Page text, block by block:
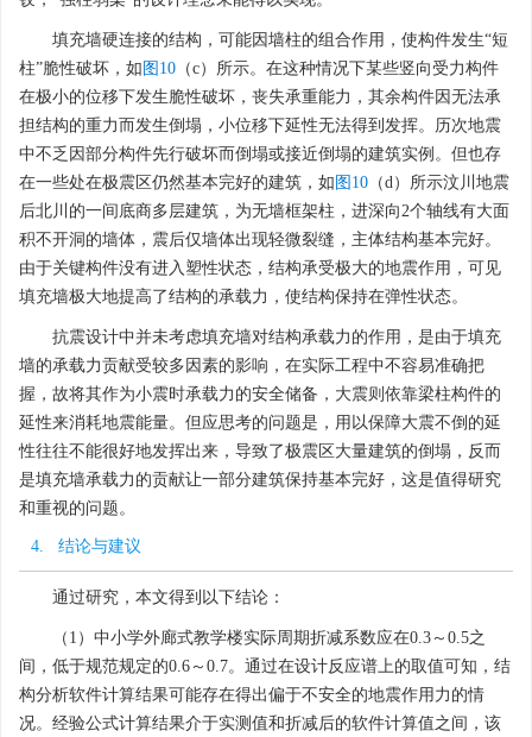
除地震作用力外，还应考虑结构承载力的问题。对抗震设计来
说，由于地震作用与结构质量、刚度相关，构件的刚度与承载力不
可分割，因此作用力和承载力的关系不是独立的。目前结构抗震设
计要求结构在小震作用下依靠结构承载力硬抗，大震作用下则允许
构件开裂屈服，利用良好的延性消耗地震能量，随着刚度的下降，
地震作用力也同时减小。图10（a）所示填充墙与主体结构弱连接的
震例，墙体对框架的刚度和承载力影响较小，相当于无墙框架结
构，承载力完全由框架提供。即便如此，结构仍然出现了柱端塑性
铰，“强柱弱梁”的设计理念未能得以实现。
填充墙硬连接的结构，可能因墙柱的组合作用，使构件发生“短
柱”脆性破坏，如图10（c）所示。在这种情况下某些竖向受力构件
在极小的位移下发生脆性破坏，丧失承重能力，其余构件因无法承
担结构的重力而发生倒塌，小位移下延性无法得到发挥。历次地震
中不乏因部分构件先行破坏而倒塌或接近倒塌的建筑实例。但也存
在一些处在极震区仍然基本完好的建筑，如 图10（d）所示汶川地震
后北川的一间底商多层建筑，为无墙框架柱，进深向2个轴线有大面
积不开洞的墙体，震后仅墙体出现轻微裂缝，主体结构基本完好。
由于关键构件没有进入塑性状态，结构承受极大的地震作用，可见
填充墙极大地提高了结构的承载力，使结构保持在弹性状态。
抗震设计中并未考虑填充墙对结构承载力的作用，是由于填充
墙的承载力贡献受较多因素的影响，在实际工程中不容易准确把
握，故将其作为小震时承载力的安全储备，大震则依靠梁柱构件的
延性来消耗地震能量。但应思考的问题是，用以保障大震不倒的延
性往往不能很好地发挥出来，导致了极震区大量建筑的倒塌，反而
是填充墙承载力的贡献让一部分建筑保持基本完好，这是值得研究